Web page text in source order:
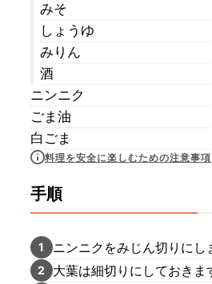
みそ
しょうゆ
みりん
酒
ニンニク
ごま油
白ごま
料理を安全に楽しむための注意事項
手順
1 ニンニクをみじん切りにし
2 大葉は細切りにしておきま